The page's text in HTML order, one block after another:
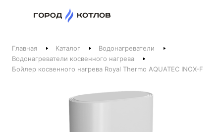
Телефоны
+375 44 511-06-41
Котлы и отопление
Главная Каталог
Водонагреватели
Водонагреватели косвенного нагрева
Бойлер косвенного нагрева Royal Thermo AQUATEC INOX-F